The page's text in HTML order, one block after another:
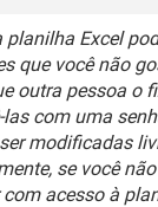
GMAIL
FACEBOOK
EXCEL
GMAIL
WHATSAPP
EXCEL
GMAIL
Excel
que você não
outra pessoa o
com uma
modificadas
se você
acesso à